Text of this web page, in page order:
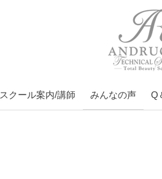
スクール案内/講師 みんなの声 Q